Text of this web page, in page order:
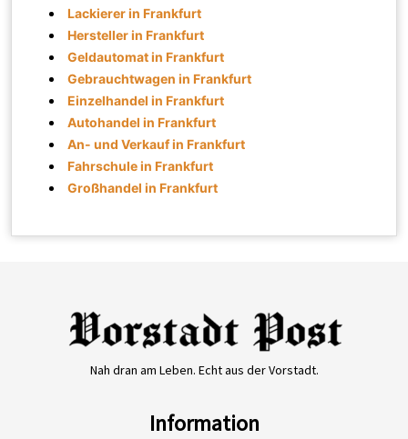
Lackierer in Frankfurt
Hersteller in Frankfurt
Geldautomat in Frankfurt
Gebrauchtwagen in Frankfurt
Einzelhandel in Frankfurt
Autohandel in Frankfurt
An- und Verkauf in Frankfurt
Fahrschule in Frankfurt
Großhandel in Frankfurt
Nah dran am Leben. Echt aus der Vorstadt.
Information